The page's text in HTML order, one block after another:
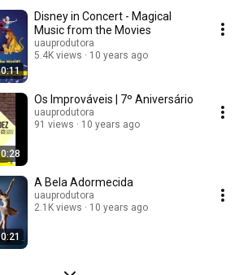
0:11
Disney in Concert - Magical
Music from the Movies
uauprodutora
5.4K views
10 years ago
0:28
Os Improváveis | 7º Aniversário
uauprodutora
91 views
10 years ago
0:21
A Bela Adormecida
uauprodutora
2.1K views
10 years ago